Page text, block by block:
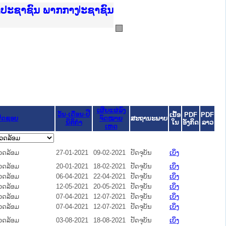
ບັນຍຸຕິທຳແຫ່ງຊາດ
ະຊາຊົນ ພາກເໜືອ
ນ
າງ
ຕ້າຄານຕຳຫຼວດປະຊາຊົນ
າຄານສັນຕິບານປະຊາຊົນ
າກເໜືອ
ະຊາຊົນ ພາກກາງ
ຊອບ
ວັນ-ເດືອນ-ປີ
ນິຕິກໍາ
ເຜີຍແຜ່ລົງ
ຈົດໝາຍ
ເຫດ
ສະຖານະພາບ ເນື້ອ
ໃນ
PDF
ອັງກິດ
PDF
ລາວ
ດລ້ອມ 27-01-2021 09-02-2021 ປັດຈຸບັນ
ເບິ່ງ
ດລ້ອມ 20-01-2021 18-02-2021 ປັດຈຸບັນ
ເບິ່ງ
ດລ້ອມ 06-04-2021 22-04-2021 ປັດຈຸບັນ
ເບິ່ງ
ດລ້ອມ 12-05-2021 20-05-2021 ປັດຈຸບັນ
ເບິ່ງ
ດລ້ອມ 07-04-2021 12-07-2021 ປັດຈຸບັນ
ເບິ່ງ
ດລ້ອມ 07-04-2021 12-07-2021 ປັດຈຸບັນ
ເບິ່ງ
ດລ້ອມ 03-08-2021 18-08-2021 ປັດຈຸບັນ ເບິ່ງ